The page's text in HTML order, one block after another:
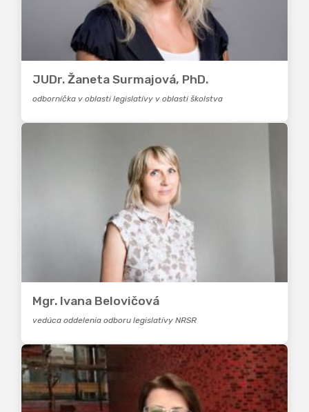
JUDr. Žaneta Surmajová, PhD.
odborníčka v oblasti legislatívy v oblasti školstva
Mgr. Ivana Belovičová
vedúca oddelenia odboru legislatívy NRSR